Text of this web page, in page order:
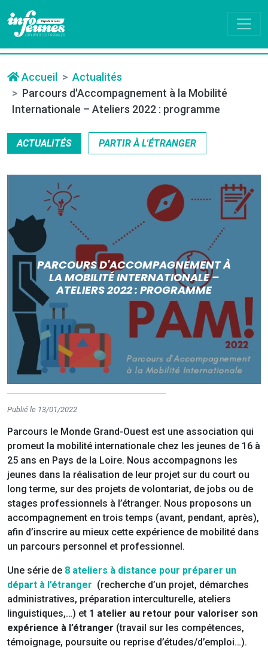
Accueil
Actualités
Parcours d'Accompagnement à la Mobilité
Internationale – Ateliers 2022 : programme
ACTUALITÉS PARTIR À L'ÉTRANGER
PARCOURS D'ACCOMPAGNEMENT À
LA MOBILITÉ INTERNATIONALE –
ATELIERS 2022 : PROGRAMME
Publié le 13/01/2022
Parcours le Monde Grand-Ouest est une association qui
promeut la mobilité internationale chez les jeunes de 16 à
25 ans en Pays de la Loire. Nous accompagnons les
jeunes dans la réalisation de leur projet sur du court ou
long terme, sur des projets de volontariat, de jobs ou de
stages professionnels à l’étranger. Nous proposons un
accompagnement en trois temps (avant, pendant, après),
afin d’inscrire au mieux cette expérience de mobilité dans
un parcours personnel et professionnel.
Une série de 8 ateliers à distance pour préparer un
départ à l’étranger (recherche d’un projet, démarches
administratives, préparation interculturelle, ateliers
linguistiques,…) et 1 atelier au retour pour valoriser son
expérience à l’étranger (travail sur les compétences,
témoignage, poursuite ou reprise d’études/d’emploi…).